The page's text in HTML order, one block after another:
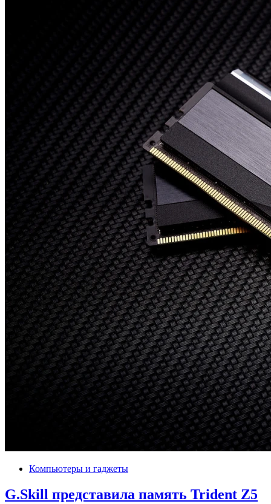
Компьютеры и гаджеты
G.Skill представила память Trident Z5